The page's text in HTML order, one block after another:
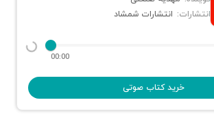
انتشارات: انتشارات شمشاد
00:00
خرید کتاب صوتی